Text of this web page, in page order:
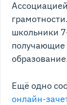
школьники
получающие
Ещё одно
онлайн-